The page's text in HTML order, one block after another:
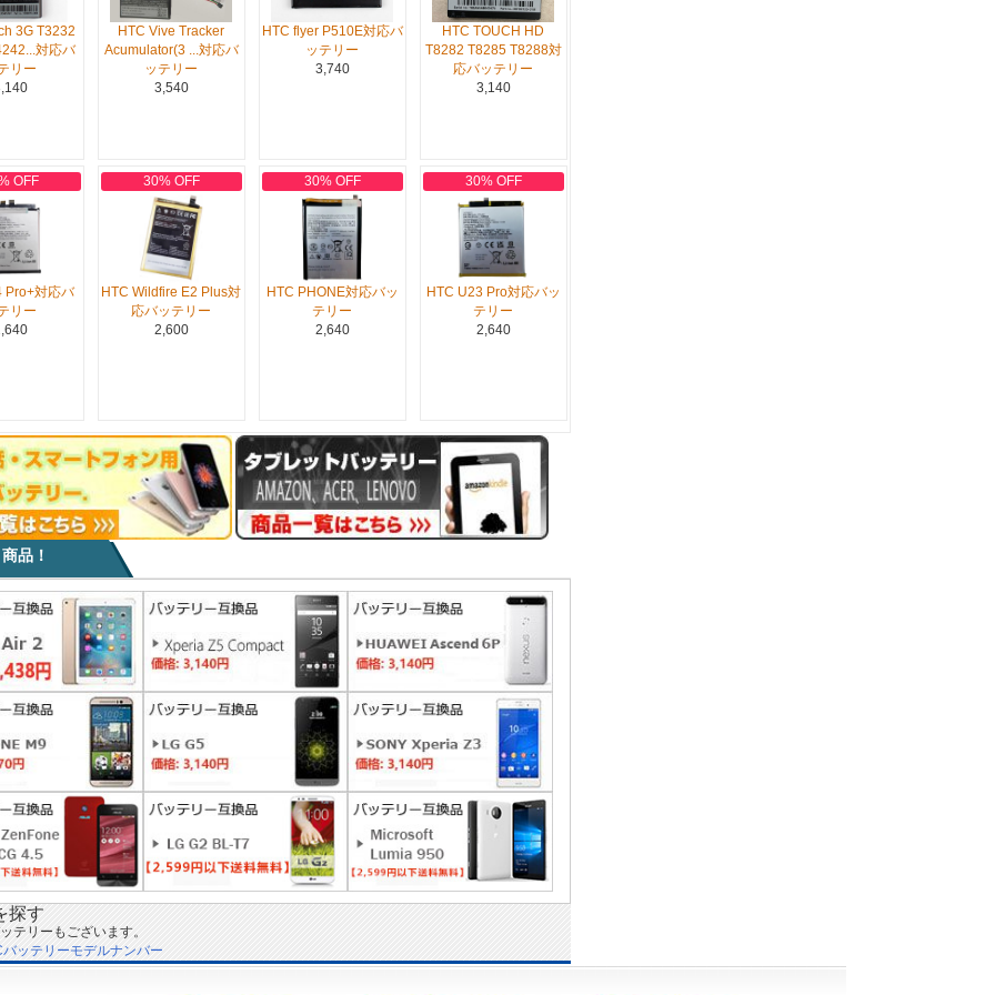
3G T3232
対応バ
リー
HTC Vive Tracker
Acumulator(3 ...対応バ
ッテリー
3,540
HTC flyer P510E対応バ
ッテリー
3,740
HTC TOUCH HD
T8282 T8285 T8288対
応バッテリー
3,140
OFF
Pro+対応バ
リー
30% OFF
HTC Wildfire E2 Plus対
応バッテリー
2,600
30% OFF
HTC PHONE対応バッ
テリー
2,640
30% OFF
HTC U23 Pro対応バッ
テリー
2,640
品！
探す
テリーもございます。
ッテリーモデルナンバー